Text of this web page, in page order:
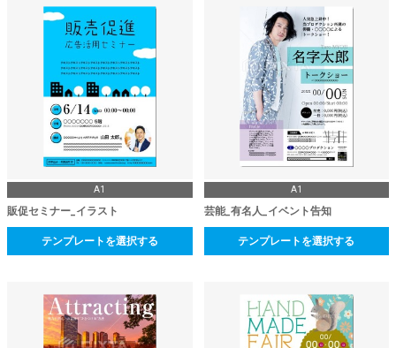
A1
販促セミナー_イラスト
テンプレートを選択する
A1
芸能_有名人_イベント告知
テンプレートを選択する